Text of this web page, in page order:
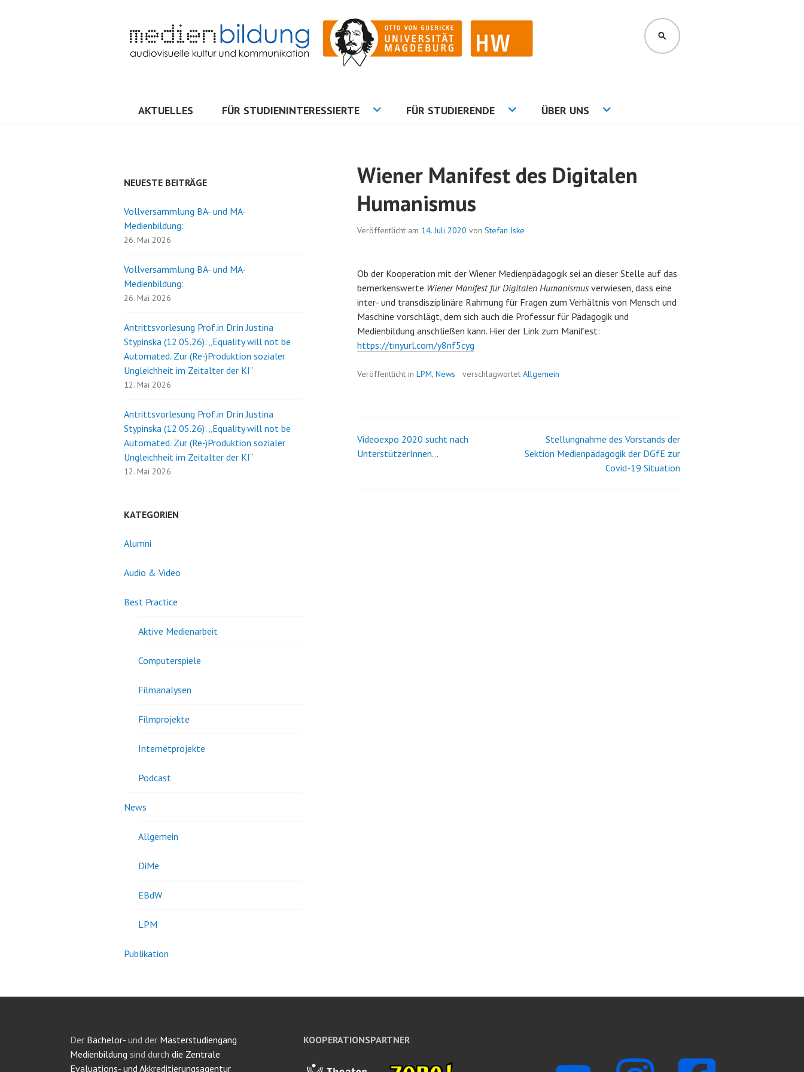
MEDIENBILDUNG
SUCHEN
AKTUELLES FÜR STUDIENINTERESSIERTE FÜR STUDIERENDE ÜBER UNS
Wiener Manifest des Digitalen
Humanismus
Veröffentlicht am 14. Juli 2020 von Stefan Iske
Ob der Kooperation mit der Wiener Medienpädagogik sei an dieser Stelle auf das
bemerkenswerte Wiener Manifest für Digitalen Humanismus verwiesen, dass eine
inter- und transdisziplinäre Rahmung für Fragen zum Verhältnis von Mensch und
Maschine vorschlägt, dem sich auch die Professur für Pädagogik und
Medienbildung anschließen kann. Hier der Link zum Manifest:
https://tinyurl.com/y8nf5cyg
Veröffentlicht in LPM, News verschlagwortet Allgemein
Beitrags-
Videoexpo 2020 sucht nach
UnterstützerInnen…
Stellungnahme des Vorstands der
Sektion Medienpädagogik der DGfE zur
Covid-19 Situation
NEUESTE BEITRÄGE
Vollversammlung BA- und MA-
Medienbildung:
26. Mai 2026
Vollversammlung BA- und MA-
Medienbildung:
26. Mai 2026
Antrittsvorlesung Prof.in Dr.in Justina
Stypinska (12.05.26): „Equality will not be
Automated. Zur (Re-)Produktion sozialer
Ungleichheit im Zeitalter der KI“
12. Mai 2026
Antrittsvorlesung Prof.in Dr.in Justina
Stypinska (12.05.26): „Equality will not be
Automated. Zur (Re-)Produktion sozialer
Ungleichheit im Zeitalter der KI“
12. Mai 2026
KATEGORIEN
Alumni
Audio & Video
Best Practice
Aktive Medienarbeit
Computerspiele
Filmanalysen
Filmprojekte
Internetprojekte
Podcast
News
Allgemein
DiMe
EBdW
LPM
Publikation
Der Bachelor- und der Masterstudiengang
Medienbildung sind durch die Zentrale
Evaluations- und Akkreditierungsagentur
KOOPERATIONSPARTNER